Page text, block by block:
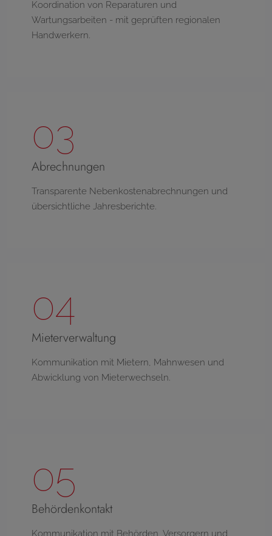
Koordination von Reparaturen und
Wartungsarbeiten - mit geprüften regionalen
Handwerkern.
03
Abrechnungen
Transparente Nebenkostenabrechnungen und
übersichtliche Jahresberichte.
04
Mieterverwaltung
Kommunikation mit Mietern, Mahnwesen und
Abwicklung von Mieterwechseln.
05
Behördenkontakt
Kommunikation mit Behörden, Versorgern und